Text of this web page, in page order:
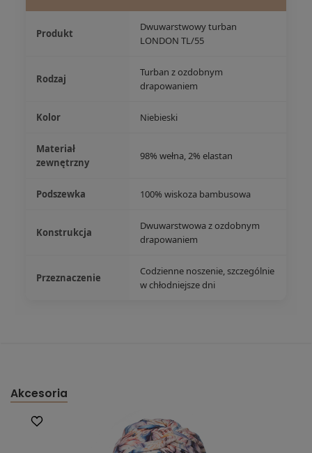
Produkt
Dwuwarstwowy turban
LONDON TL/55
Rodzaj
Turban z ozdobnym
drapowaniem
Kolor Niebieski
Materiał
zewnętrzny
98% wełna, 2% elastan
Podszewka 100% wiskoza bambusowa
Konstrukcja
Dwuwarstwowa z ozdobnym
drapowaniem
Przeznaczenie
Codzienne noszenie, szczególnie
w chłodniejsze dni
Akcesoria